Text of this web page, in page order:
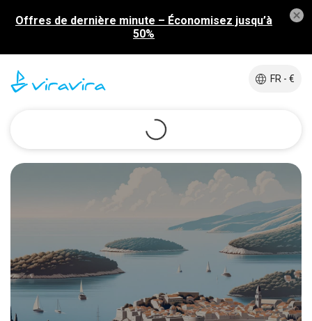
Offres de dernière minute – Économisez jusqu’à
50%
FR - €